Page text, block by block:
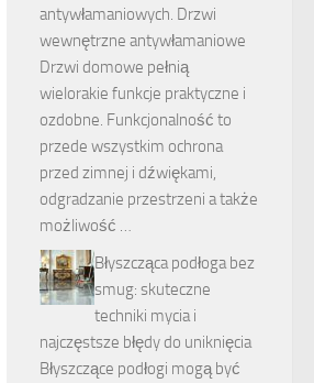
antywłamaniowych. Drzwi
wewnętrzne antywłamaniowe
Drzwi domowe pełnią
wielorakie funkcje praktyczne i
ozdobne. Funkcjonalność to
przede wszystkim ochrona
przed zimnej i dźwiękami,
odgradzanie przestrzeni a także
możliwość …
Błyszcząca podłoga bez
smug: skuteczne
techniki mycia i
najczęstsze błędy do uniknięcia
Błyszczące podłogi mogą być